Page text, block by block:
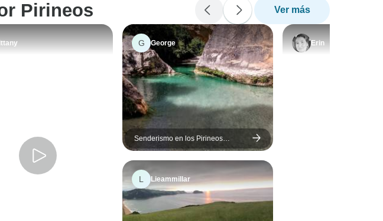
tuve Pirineos Ver más
G George
Senderismo en los Pirineos
españoles 10 días
L Lieammillar
Erin